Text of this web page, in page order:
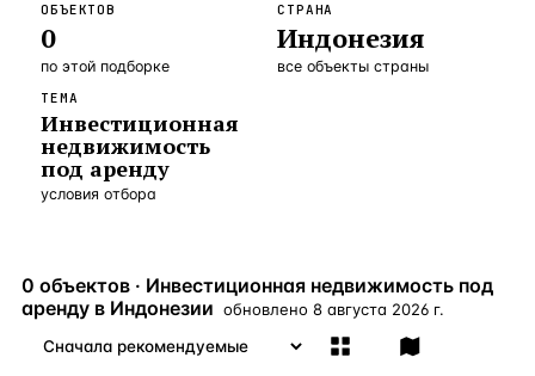
Бангкок
Новороссийск Россия · 2
Стамбул
Анталия —Локация
ВСЕ НАПРАВЛЕНИЯ →
ОБЪЕКТОВ
0
по этой подборке
СТРАНА
Индонезия
все объекты страны
ТЕМА
Инвестиционная
недвижимость
под аренду
условия отбора
0 объектов · Инвестиционная недвижимость под
аренду в Индонезии обновлено 8 августа 2026 г.